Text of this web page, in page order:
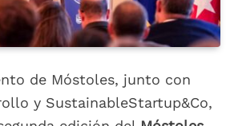
de Móstoles, junto con
y SustainableStartup&Co,